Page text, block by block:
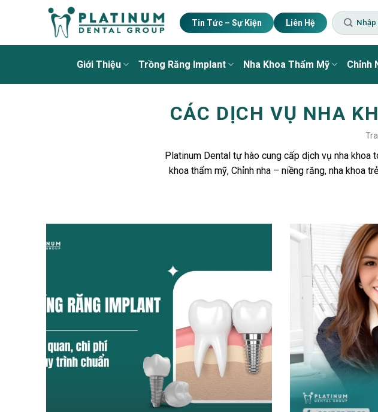
Tin Tức – Sự Kiện Liên Hệ
Giới Thiệu Trồng Răng Implant Nha Khoa Thẩm Mỹ Chỉnh
CÁC DỊCH VỤ NHA
Platinum Dental tự hào cung cấp dịch vụ nha khoa
khoa thẩm mỹ, Chỉnh nha – niềng răng, nha khoa